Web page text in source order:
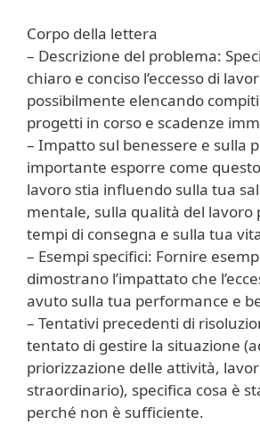
Corpo della lettera
– Descrizione del problema:
chiaro e conciso l’eccesso di
possibilmente elencando
progetti in corso e scadenze
– Impatto sul benessere e sulla
importante esporre come
lavoro stia influendo sulla tua
mentale, sulla qualità del lavoro
tempi di consegna e sulla tua
– Esempi specifici: Fornire
dimostrano l’impattato che
avuto sulla tua performance e
– Tentativi precedenti di
tentato di gestire la situazione
priorizzazione delle attività,
straordinario), specifica cosa è
perché non è sufficiente.